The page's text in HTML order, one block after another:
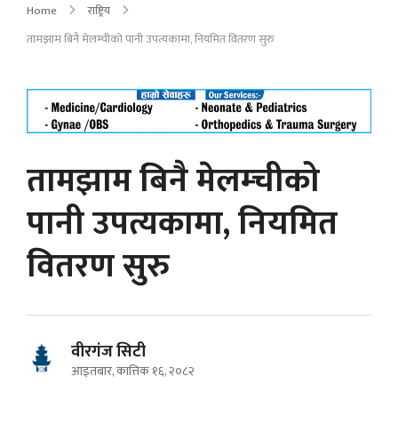
Home
राष्ट्रिय
तामझाम बिनै मेलम्चीको पानी उपत्यकामा, नियमित वितरण सुरु
तामझाम बिनै मेलम्चीको
पानी उपत्यकामा, नियमित
वितरण सुरु
वीरगंज सिटी
आइतबार, कात्तिक १६, २०८२